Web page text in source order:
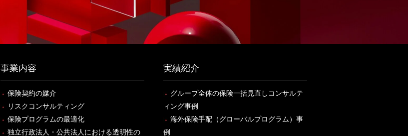
事業内容
保険契約の媒介
リスクコンサルティング
保険プログラムの最適化
独立行政法人・公共法人における透明性の
実績紹介
グループ全体の保険一括見直しコンサルテ
ィング事例
海外保険手配（グローバルプログラム）事
例